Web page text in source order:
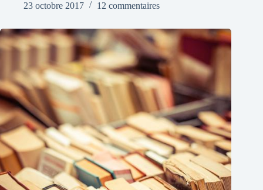
23 octobre 2017
12 commentaires